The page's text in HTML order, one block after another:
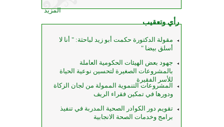
المزيد
رأي وتعقيب
مقولة الدكتورة حكمت أبو زيد لباحثة: " أنا لا
أسلق بيضا "
جهود بعض الهيئات الحكومية العاملة
بالمشروعات الصغيرة لتحسين نوعية الحياة
للأسر الفقيرة
المشروعات التنموية الممولة من لجان الزكاة
ودورها في تمكين فقراء الريف
تقويم دور الكوادر الصحية المدربة في تنفيذ
برامج وخدمات الصحة الانجابية